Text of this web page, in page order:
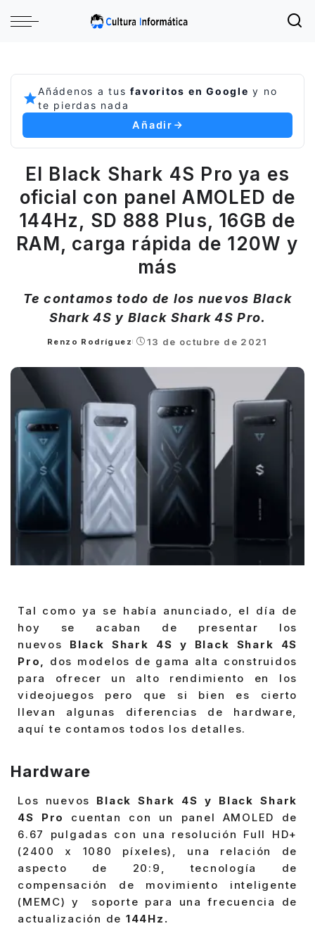
Añádenos a tusfavoritos en Google y no
te pierdas nada
Añadir
El Black Shark 4S Pro ya es
oficial con panel AMOLED de
144Hz, SD 888 Plus, 16GB de
RAM, carga rápida de 120W y
más
Te contamos todo de los nuevos Black
Shark 4S y Black Shark 4S Pro.
Posted
Renzo Rodríguez 13 de octubre de 2021
Tal como ya se había anunciado, el día de
hoy se acaban de presentar los
nuevos Black Shark 4S y Black Shark 4S
Pro, dos modelos de gama alta construidos
para ofrecer un alto rendimiento en los
videojuegos pero que si bien es cierto
llevan algunas diferencias de hardware,
aquí te contamos todos los detalles.
Hardware
Los nuevos Black Shark 4S y Black Shark
4S Pro cuentan con un panel AMOLED de
6.67 pulgadas con una resolución Full HD+
(2400 x 1080 píxeles), una relación de
aspecto de 20:9, tecnología de
compensación de movimiento inteligente
(MEMC) y soporte para una frecuencia de
actualización de 144Hz.